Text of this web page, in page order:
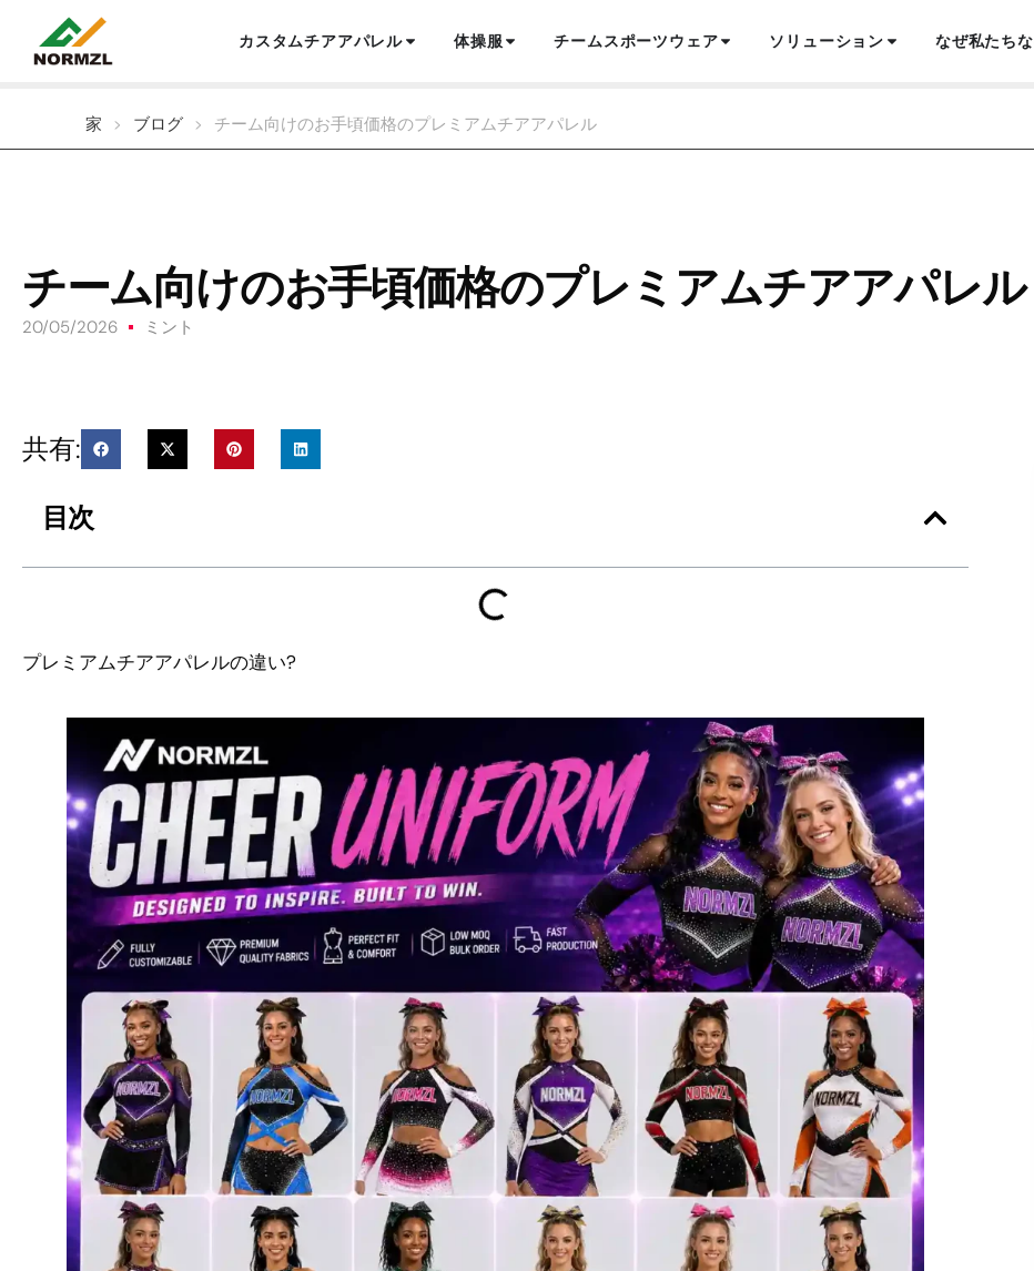
カスタムチアアパレル 体操服 チームスポーツウェア ソリューション なぜ私たち
家 > ブログ > チーム向けのお手頃価格のプレミアムチアアパレル
チーム向けのお手頃価格のプレミアムチアアパレル
20/05/2026 ミント
共有:
目次
プレミアムチアアパレルの違い?